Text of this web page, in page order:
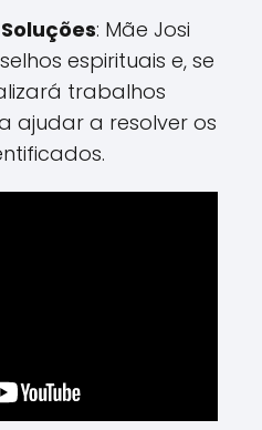
: Mãe Josi
espirituais e, se
trabalhos
ajudar a resolver os